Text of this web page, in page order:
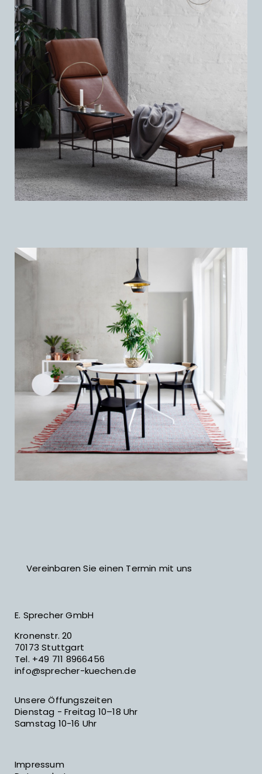
Vereinbaren Sie einen Termin mit uns
E. Sprecher GmbH
Kronenstr. 20
70173 Stuttgart
Tel. +49 711 8966456
info@sprecher-kuechen.de
Unsere Öffungszeiten
Dienstag - Freitag 10–18 Uhr
Samstag 10-16 Uhr
Impressum